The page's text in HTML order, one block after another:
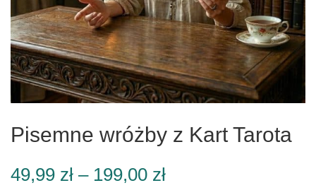
Pisemne wróżby z Kart Tarota
49,99 zł – 199,00 złZakres